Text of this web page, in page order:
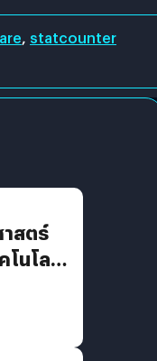
, statcounter
าสตร์
โนโลยี